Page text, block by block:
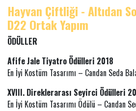
Hayvan Çiftliği - Altıdan
D22 Ortak Yapım
ÖDÜLLER
Afife Jale Tiyatro Ödülleri 2018
En İyi Kostüm Tasarımı – Candan Seda
XVIII. Direklerarası Seyirci Ödülleri
En İyi Kostüm Tasarımı Ödülü – Candan